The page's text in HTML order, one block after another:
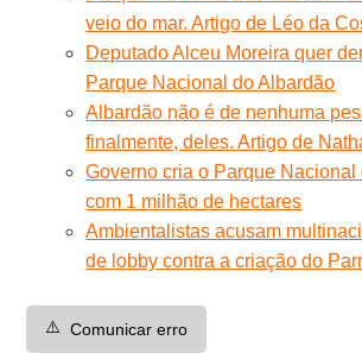
veio do mar. Artigo de Léo da
Deputado Alceu Moreira quer
Parque Nacional do Albardão
Albardão não é de nenhuma
finalmente, deles. Artigo de
Governo cria o Parque Nacional
com 1 milhão de hectares
Ambientalistas acusam
de lobby contra a criação do
⚠️ Comunicar erro